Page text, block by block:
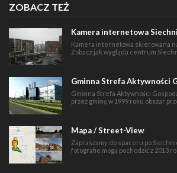
ZOBACZ TEŻ
Kamera internetowa
Kamera internetowa skierowana
Zobacz jak wygląda centrum
Gminna Strefa Aktywności
Gminna Strefa Aktywności
przez gminę w 1999 roku obszar
Mapa / Street-View
Zapraszamy do spaceru po
fotografie mogą pochodzić z 2013